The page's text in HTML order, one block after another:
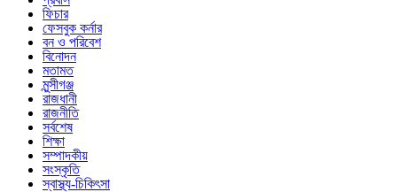
ফিচার
ফেসবুক কর্নার
বন ও পরিবেশ
বিনোদন
মতামত
মুন্সীগঞ্জ
রাজধানী
রাজনীতি
সর্বশেষ
শিক্ষা
সম্পাদকীয়
সংস্কৃতি
স্বাস্থ্য-চিকিৎসা